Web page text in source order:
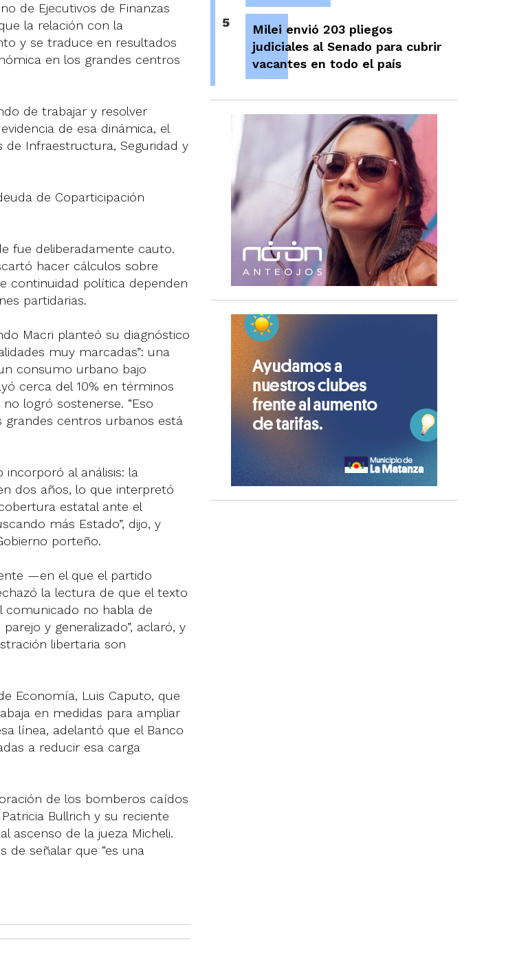
de Ejecutivos de Finanzas
la relación con la
y se traduce en resultados
en los grandes centros
de trabajar y resolver
de esa dinámica, el
Infraestructura, Seguridad y
de Coparticipación
fue deliberadamente cauto.
hacer cálculos sobre
continuidad política dependen
partidarias.
Macri planteó su diagnóstico
muy marcadas”: una
consumo urbano bajo
cerca del 10% en términos
logró sostenerse. “Eso
centros urbanos está
al análisis: la
dos años, lo que interpretó
estatal ante el
más Estado”, dijo, y
porteño.
—en el que el partido
la lectura de que el texto
comunicado no habla de
y generalizado”, aclaró, y
libertaria son
Economía, Luis Caputo, que
en medidas para ampliar
línea, adelantó que el Banco
a reducir esa carga
de los bomberos caídos
Bullrich y su reciente
ascenso de la jueza Micheli.
de señalar que “es una
5
Milei envió 203 pliegos
judiciales al Senado para cubrir
vacantes en todo el país